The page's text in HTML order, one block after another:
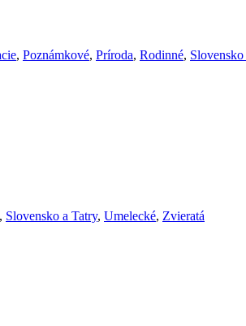
, Poznámkové, Príroda, Rodinné,
, Slovensko a Tatry, Umelecké, Zvieratá